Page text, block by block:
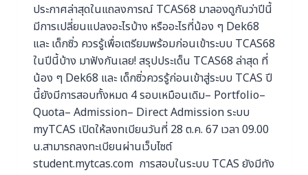
ประกาศล่าสุดในแถลงการณ์ TCAS68 มาลองดูกันว่าปีนี้
มีการเปลี่ยนแปลงอะไรบ้าง หรืออะไรที่น้อง ๆ Dek68
และ เด็กซิ่ว ควรรู้เพื่อเตรียมพร้อมก่อนเข้าระบบ TCAS68
ในปีนี้บ้าง มาฟังกันเลย! สรุปประเด็น TCAS68 ล่าสุด ที่
น้อง ๆ Dek68 และ เด็กซิ่วควรรู้ก่อนเข้าสู่ระบบ TCAS ปี
นี้ยังมีการสอบทั้งหมด 4 รอบเหมือนเดิม– Portfolio–
Quota– Admission– Direct Admission ระบบ
myTCAS เปิดให้ลงทเบียนวันที่ 28 ต.ค. 67 เวลา 09.00
น.สามารถลงทะเบียนผ่านเว็บไซต์
student.mytcas.com การสอบในระบบ TCAS ยังมีทัง